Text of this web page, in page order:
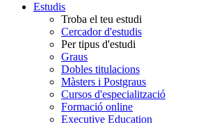
Estudis
Troba el teu estudi
Cercador d'estudis
Per tipus d'estudi
Graus
Dobles titulacions
Màsters i Postgraus
Cursos d'especialització
Formació online
Executive Education